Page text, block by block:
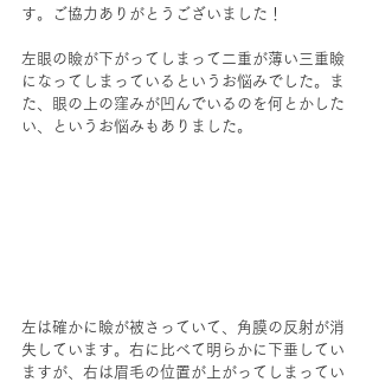
す。ご協力ありがとうございました！
左眼の瞼が下がってしまって二重が薄い三重瞼
になってしまっているというお悩みでした。ま
た、眼の上の窪みが凹んでいるのを何とかした
い、というお悩みもありました。
左は確かに瞼が被さっていて、角膜の反射が消
失しています。右に比べて明らかに下垂してい
ますが、右は眉毛の位置が上がってしまってい